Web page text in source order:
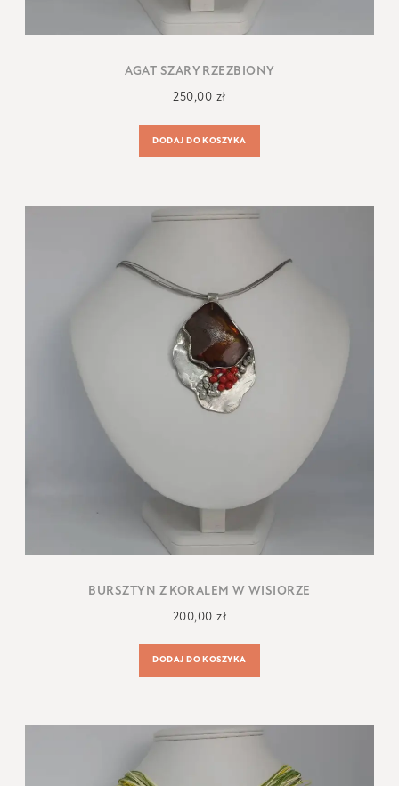
AGAT SZARY RZEZBIONY
250,00 zł
DODAJ DO KOSZYKA
BURSZTYN Z KORALEM W WISIORZE
200,00zł
DODAJ DO KOSZYKA